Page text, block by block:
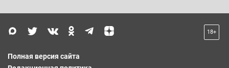
18+
Полная версия сайта